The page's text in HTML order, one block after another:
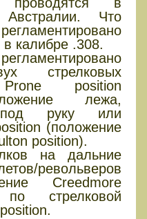
Что
калибре .308.
стрелковых
position
лежа,
руку или
(положение
position).
на дальние
револьверов
Creedmore
стрелковой